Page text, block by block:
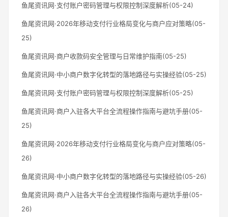
鱼尾资讯网·支付账户密码管理与权限控制深度解析(05-24)
鱼尾资讯网·2026年移动支付行业格局变化与商户应对策略(05-
25)
鱼尾资讯网·商户收款码安全管理与日常维护指南(05-25)
鱼尾资讯网·中小商户数字化转型的落地路径与实操经验(05-25)
鱼尾资讯网·支付账户密码管理与权限控制深度解析(05-25)
鱼尾资讯网·商户入驻各大平台全流程操作指南与避坑手册(05-
25)
鱼尾资讯网·2026年移动支付行业格局变化与商户应对策略(05-
26)
鱼尾资讯网·中小商户数字化转型的落地路径与实操经验(05-26)
鱼尾资讯网·商户入驻各大平台全流程操作指南与避坑手册(05-
26)